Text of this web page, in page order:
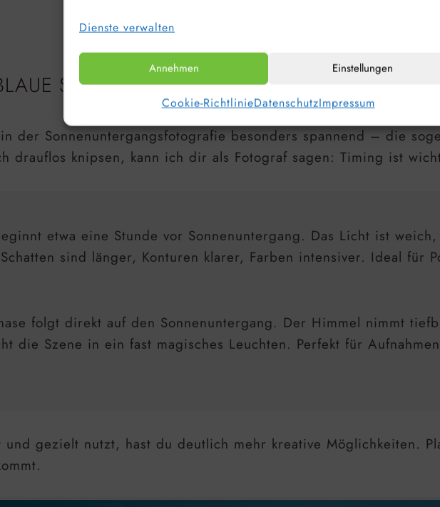
Dienste verwalten
Annehmen Einstellungen
Cookie-RichtlinieDatenschutzImpressum
STUNDE: WAS IST DAS EIGENTLICH?
der Sonnenuntergangsfotografie besonders spannend – die
drauflos knipsen, kann ich dir als Fotograf sagen: Timing ist
etwa eine Stunde vor Sonnenuntergang. Das Licht ist
sind länger, Konturen klarer, Farben intensiver. Ideal für
folgt direkt auf den Sonnenuntergang. Der Himmel nimmt
die Szene in ein fast magisches Leuchten. Perfekt für
und gezielt nutzt, hast du deutlich mehr kreative Möglichkeiten.